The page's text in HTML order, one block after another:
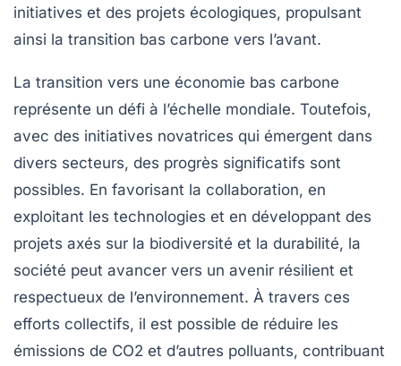
initiatives et des projets écologiques, propulsant
ainsi la transition bas carbone vers l’avant.
La transition vers une économie bas carbone
représente un défi à l’échelle mondiale. Toutefois,
avec des initiatives novatrices qui émergent dans
divers secteurs, des progrès significatifs sont
possibles. En favorisant la collaboration, en
exploitant les technologies et en développant des
projets axés sur la biodiversité et la durabilité, la
société peut avancer vers un avenir résilient et
respectueux de l’environnement. À travers ces
efforts collectifs, il est possible de réduire les
émissions de CO2 et d’autres polluants, contribuant